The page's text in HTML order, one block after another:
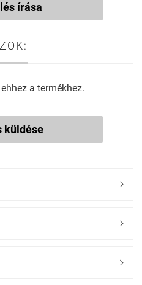
írása
a termékhez.
küldése


